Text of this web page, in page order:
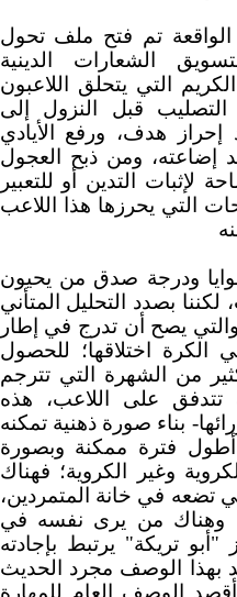
تم فتح ملف تحول
الشعارات الدينية
التي يتحلق اللاعبون
التصليب قبل النزول إلى
هدف، ورفع الأيادي
إضاعته، ومن ذبح العجول
لإثبات التدين أو للتعبير
التي يحرزها هذا اللاعب
ودرجة صدق من يحيون
بصدد التحليل المتأني
يصح أن تدرج في إطار
الكرة اختلاقها؛ للحصول
من الشهرة التي تترجم
تتدفق على اللاعب، هذه
بناء صورة ذهنية تمكنه
فترة ممكنة وبصورة
وغير الكروية؛ فهناك
تضعه في خانة المتمردين،
وهناك من يرى نفسه في
تريكة" يرتبط بإجادته
بهذا الوصف مجرد الحديث
الوصف العام للمهارة